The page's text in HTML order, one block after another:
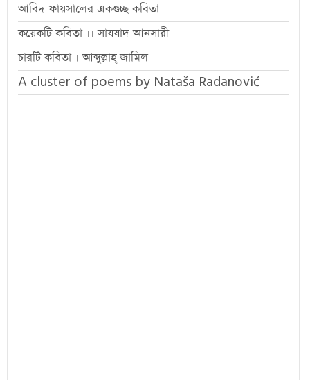
আবিদ ফায়সালের একগুচ্ছ কবিতা
কয়েকটি কবিতা ।। সাযযাদ আনসারী
চারটি কবিতা । আব্দুল্লাহ্ জামিল
A cluster of poems by Nataša Radanović